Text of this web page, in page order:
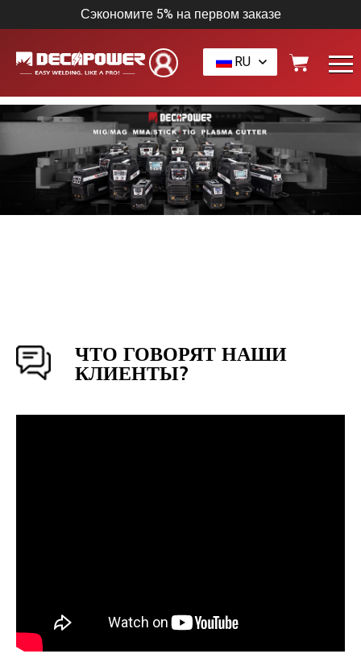
Сэкономите 5% на первом заказе
RU
ЧТО ГОВОРЯТ НАШИ
КЛИЕНТЫ?